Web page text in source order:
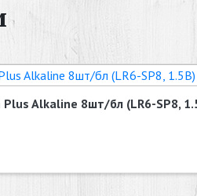
Alkaline 8шт/бл (LR6-SP8,